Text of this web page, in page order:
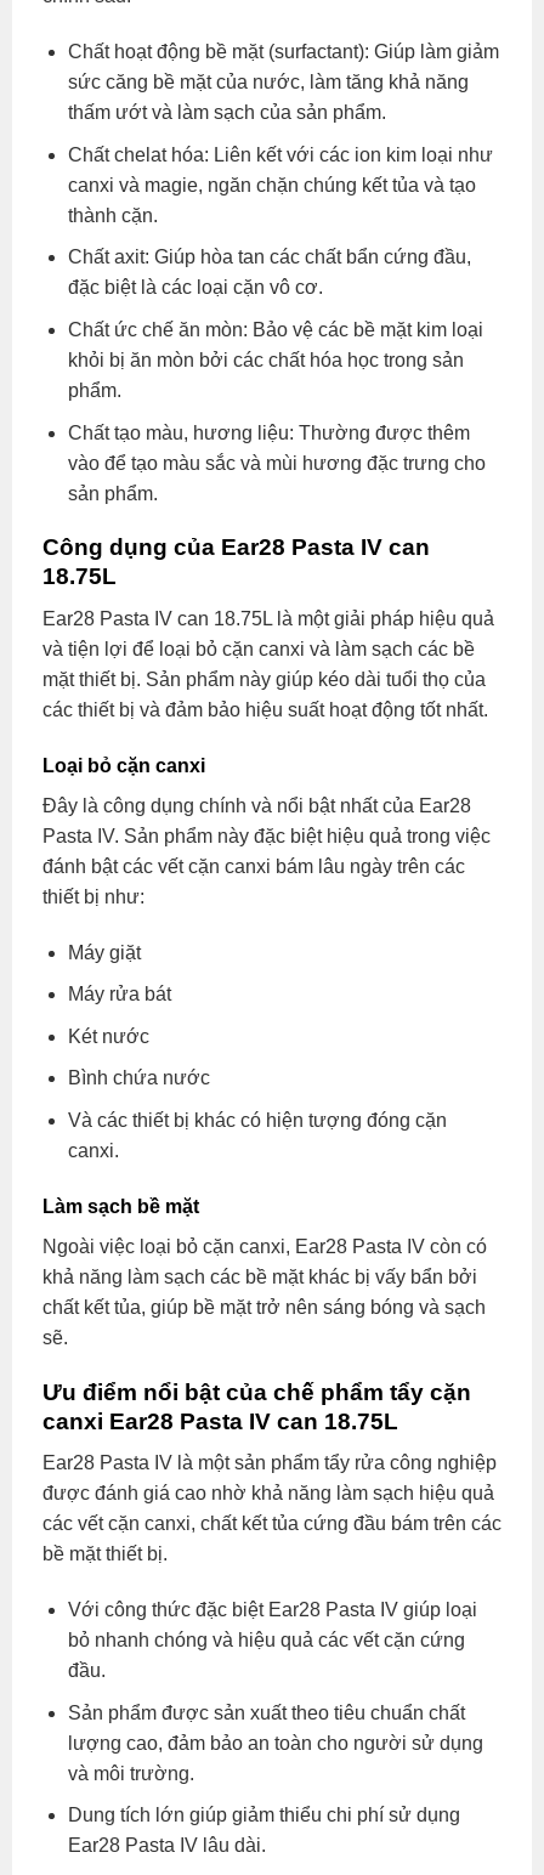
Chất hoạt động bề mặt (surfactant): Giúp làm giảm
sức căng bề mặt của nước, làm tăng khả năng
thấm ướt và làm sạch của sản phẩm.
Chất chelat hóa: Liên kết với các ion kim loại như
canxi và magie, ngăn chặn chúng kết tủa và tạo
thành cặn.
Chất axit: Giúp hòa tan các chất bẩn cứng đầu,
đặc biệt là các loại cặn vô cơ.
Chất ức chế ăn mòn: Bảo vệ các bề mặt kim loại
khỏi bị ăn mòn bởi các chất hóa học trong sản
phẩm.
Chất tạo màu, hương liệu: Thường được thêm
vào để tạo màu sắc và mùi hương đặc trưng cho
sản phẩm.
Công dụng của Ear28 Pasta IV can
18.75L
Ear28 Pasta IV can 18.75L là một giải pháp hiệu quả
và tiện lợi để loại bỏ cặn canxi và làm sạch các bề
mặt thiết bị. Sản phẩm này giúp kéo dài tuổi thọ của
các thiết bị và đảm bảo hiệu suất hoạt động tốt nhất.
Loại bỏ cặn canxi
Đây là công dụng chính và nổi bật nhất của Ear28
Pasta IV. Sản phẩm này đặc biệt hiệu quả trong việc
đánh bật các vết cặn canxi bám lâu ngày trên các
thiết bị như:
Máy giặt
Máy rửa bát
Két nước
Bình chứa nước
Và các thiết bị khác có hiện tượng đóng cặn
canxi.
Làm sạch bề mặt
Ngoài việc loại bỏ cặn canxi, Ear28 Pasta IV còn có
khả năng làm sạch các bề mặt khác bị vấy bẩn bởi
chất kết tủa, giúp bề mặt trở nên sáng bóng và sạch
sẽ.
Ưu điểm nổi bật của chế phẩm tẩy cặn
canxi Ear28 Pasta IV can 18.75L
Ear28 Pasta IV là một sản phẩm tẩy rửa công nghiệp
được đánh giá cao nhờ khả năng làm sạch hiệu quả
các vết cặn canxi, chất kết tủa cứng đầu bám trên các
bề mặt thiết bị.
Với công thức đặc biệt Ear28 Pasta IV giúp loại
bỏ nhanh chóng và hiệu quả các vết cặn cứng
đầu.
Sản phẩm được sản xuất theo tiêu chuẩn chất
lượng cao, đảm bảo an toàn cho người sử dụng
và môi trường.
Dung tích lớn giúp giảm thiểu chi phí sử dụng
Ear28 Pasta IV lâu dài.